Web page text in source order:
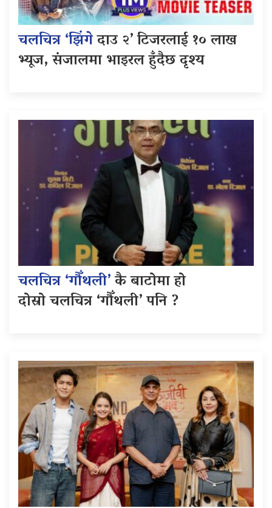
चलचित्र ‘झिंगेदाउ २’ टिजरलाई १० लाख
भ्यूज, संजालमा भाइरल हुँदैछ दृश्य
चलचित्र ‘गौँथली’कै बाटोमा हो
दोस्रो चलचित्र ‘गौँथली’ पनि ?